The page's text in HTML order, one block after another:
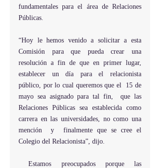
fundamentales para el área de Relaciones
Públicas.
“Hoy le hemos venido a solicitar a esta
Comisión para que pueda crear una
resolución a fin de que en primer lugar,
establecer un día para el relacionista
público, por lo cual queremos que el  15 de
mayo sea asignado para tal fin,  que las
Relaciones Públicas sea establecida como
carrera en las universidades, no como una
mención  y  finalmente que se cree el
Colegio del Relacionista”, dijo.
Estamos preocupados porque las